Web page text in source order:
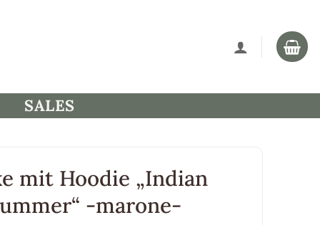
SALES
mit Hoodie „Indian
-marone-